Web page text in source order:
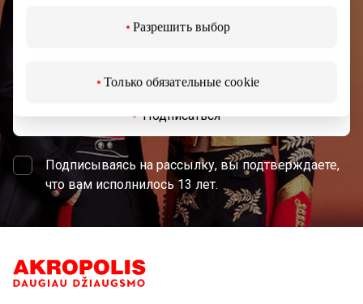
Разрешить выбор
Только обязательные cookie
Подписаться
Подписываясь на рассылку, вы подтверждаете,
что вам исполнилось 13 лет.